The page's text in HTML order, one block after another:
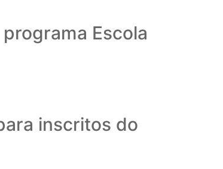
Escola
inscritos do